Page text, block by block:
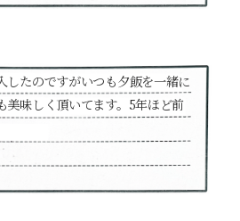
したのですがいつも夕飯を一緒に
美味しく頂いてます。5年ほど前